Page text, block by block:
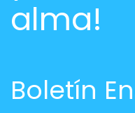
alma!
Boletín